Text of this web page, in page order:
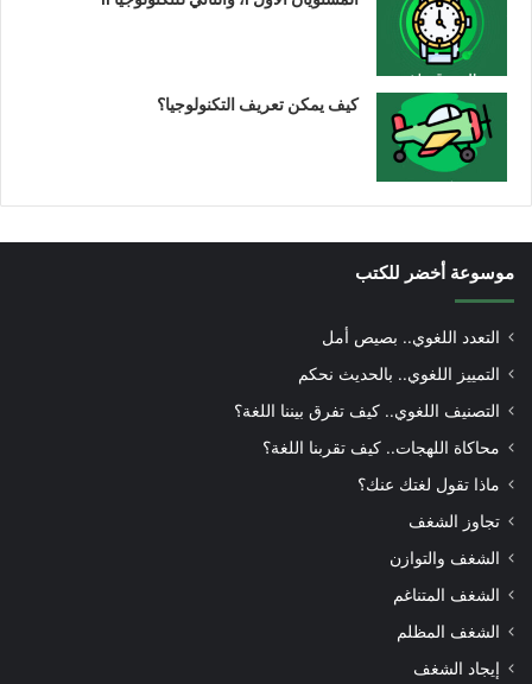
كيف يمكن تعريف التكنولوجيا؟
موسوعة أخضر للكتب
التعدد اللغوي.. بصيص أمل
التمييز اللغوي.. بالحديث نحكم
التصنيف اللغوي.. كيف تفرق بيننا اللغة؟
محاكاة اللهجات.. كيف تقربنا اللغة؟
ماذا تقول لغتك عنك؟
تجاوز الشغف
الشغف والتوازن
الشغف المتناغم
الشغف المظلم
إيجاد الشغف